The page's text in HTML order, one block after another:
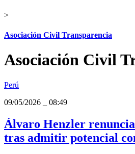
>
Asociación Civil Transparencia
Asociación Civil
Perú
09/05/2026
08:49
Álvaro Henzler
tras admitir potencial